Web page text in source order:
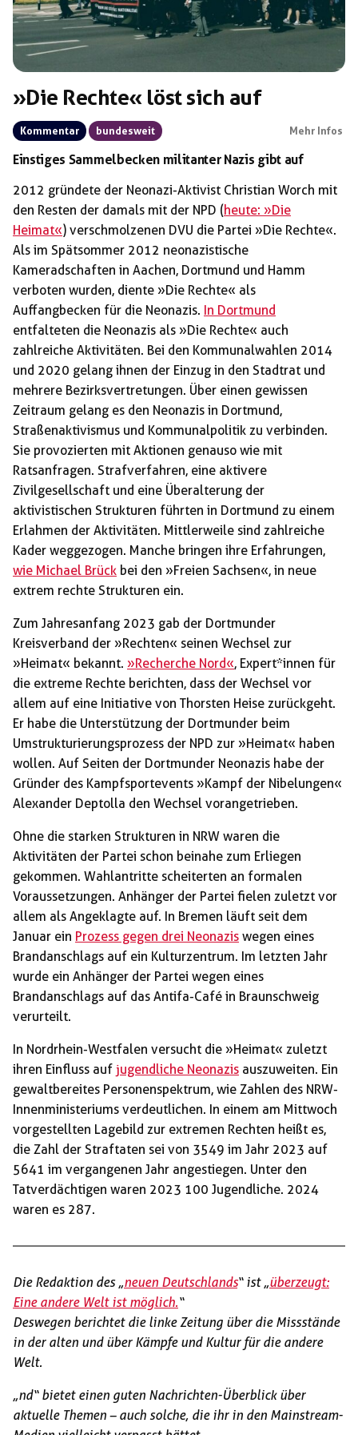
»Die Rechte« löst sich auf
Kommentar bundesweit Mehr Infos
Einstiges Sammelbecken militanter Nazis gibt auf
2012 gründete der Neonazi-Aktivist Christian Worch mit
den Resten der damals mit der NPD (heute: »Die
Heimat«) verschmolzenen DVU die Partei »Die Rechte«.
Als im Spätsommer 2012 neonazistische
Kameradschaften in Aachen, Dortmund und Hamm
verboten wurden, diente »Die Rechte« als
Auffangbecken für die Neonazis. In Dortmund
entfalteten die Neonazis als »Die Rechte« auch
zahlreiche Aktivitäten. Bei den Kommunalwahlen 2014
und 2020 gelang ihnen der Einzug in den Stadtrat und
mehrere Bezirksvertretungen. Über einen gewissen
Zeitraum gelang es den Neonazis in Dortmund,
Straßenaktivismus und Kommunalpolitik zu verbinden.
Sie provozierten mit Aktionen genauso wie mit
Ratsanfragen. Strafverfahren, eine aktivere
Zivilgesellschaft und eine Überalterung der
aktivistischen Strukturen führten in Dortmund zu einem
Erlahmen der Aktivitäten. Mittlerweile sind zahlreiche
Kader weggezogen. Manche bringen ihre Erfahrungen,
wie Michael Brück bei den »Freien Sachsen«, in neue
extrem rechte Strukturen ein.
Zum Jahresanfang 2023 gab der Dortmunder
Kreisverband der »Rechten« seinen Wechsel zur
»Heimat« bekannt. »Recherche Nord«, Expert*innen für
die extreme Rechte berichten, dass der Wechsel vor
allem auf eine Initiative von Thorsten Heise zurückgeht.
Er habe die Unterstützung der Dortmunder beim
Umstrukturierungsprozess der NPD zur »Heimat« haben
wollen. Auf Seiten der Dortmunder Neonazis habe der
Gründer des Kampfsportevents »Kampf der Nibelungen«
Alexander Deptolla den Wechsel vorangetrieben.
Ohne die starken Strukturen in NRW waren die
Aktivitäten der Partei schon beinahe zum Erliegen
gekommen. Wahlantritte scheiterten an formalen
Voraussetzungen. Anhänger der Partei fielen zuletzt vor
allem als Angeklagte auf. In Bremen läuft seit dem
Januar ein Prozess gegen drei Neonazis wegen eines
Brandanschlags auf ein Kulturzentrum. Im letzten Jahr
wurde ein Anhänger der Partei wegen eines
Brandanschlags auf das Antifa-Café in Braunschweig
verurteilt.
In Nordrhein-Westfalen versucht die »Heimat« zuletzt
ihren Einfluss auf jugendliche Neonazis auszuweiten. Ein
gewaltbereites Personenspektrum, wie Zahlen des NRW-
Innenministeriums verdeutlichen. In einem am Mittwoch
vorgestellten Lagebild zur extremen Rechten heißt es,
die Zahl der Straftaten sei von 3549 im Jahr 2023 auf
5641 im vergangenen Jahr angestiegen. Unter den
Tatverdächtigen waren 2023 100 Jugendliche. 2024
waren es 287.
Die Redaktion des „neuen Deutschlands“ ist „überzeugt:
Eine andere Welt ist möglich.“
Deswegen berichtet die linke Zeitung über die Missstände
in der alten und über Kämpfe und Kultur für die andere
Welt.
„nd“ bietet einen guten Nachrichten-Überblick über
aktuelle Themen – auch solche, die ihr in den Mainstream-